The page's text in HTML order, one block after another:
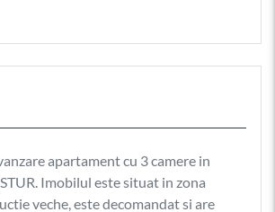
apartament cu 3 camere in
Imobilul este situat in zona
veche, este decomandat si are